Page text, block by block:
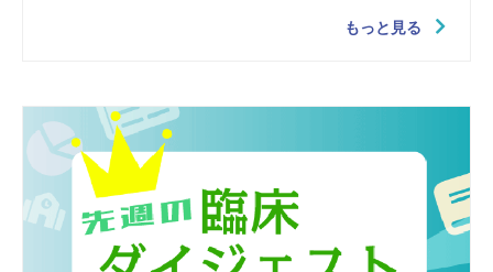
もっと見る